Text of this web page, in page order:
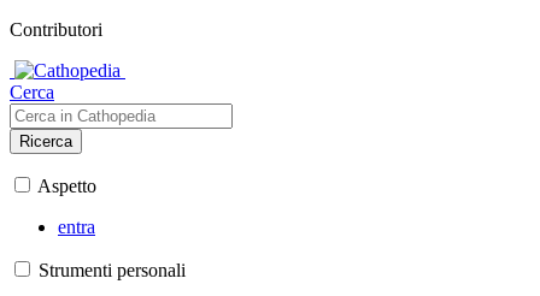
Contributori
Cerca
Ricerca
Aspetto
entra
Strumenti personali